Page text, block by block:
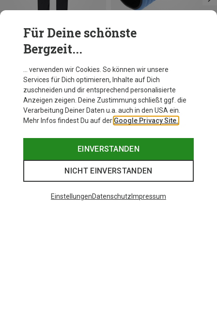
Du sparst 30%
Yogistar
Profi Faszienrolle
29,95 €
Für Deine schönste
Bergzeit...
… verwenden wir Cookies. So können wir unsere
Services für Dich optimieren, Inhalte auf Dich
zuschneiden und dir entsprechend personalisierte
Anzeigen zeigen. Deine Zustimmung schließt ggf. die
Verarbeitung Deiner Daten u.a. auch in den USA ein.
Mehr Infos findest Du auf der Google Privacy Site.
EINVERSTANDEN
NICHT EINVERSTANDEN
EinstellungenDatenschutz Impressum